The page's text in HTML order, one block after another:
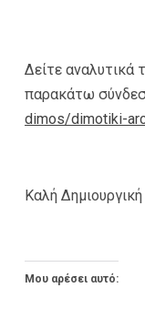
Δείτε αναλυτικά
παρακάτω
dimos/dimotiki-
Καλή
Μου αρέσει αυτό: